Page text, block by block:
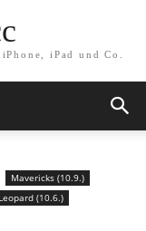
iPad und Co.
Mavericks (10.9.)
(10.6.)